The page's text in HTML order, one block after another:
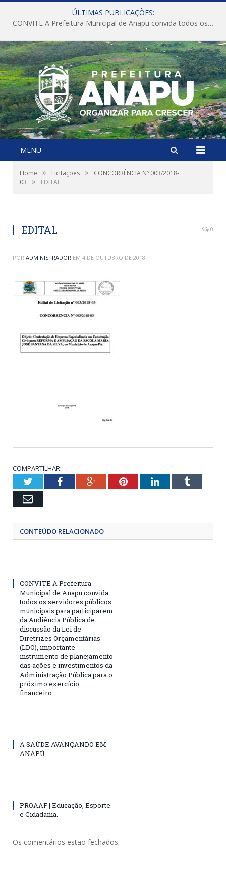
ÚLTIMAS PUBLICAÇÕES:
CONVITE A Prefeitura Municipal de Anapu convida todos os servidores públicos municipais para participarem da Audiência Pública de discussão da Lei de Diretrizes Orçamentárias (LDO), importante instrumento de planejamento das ações e investimentos da Administração Pública para o próximo exercício financeiro.
MENU
Home » Licitações »
CONCORRÊNCIA Nº 003/2018-
03
» EDITAL
EDITAL 0
POR ADMINISTRADOR EM 4 DE OUTUBRO DE 2018
COMPARTILHAR:
TwitterFacebookGoogle+PinterestLinkedInTumblr
Email
CONTEÚDO RELACIONADO
CONVITE A Prefeitura
Municipal de Anapu convida
todos os servidores públicos
municipais para participarem
da Audiência Pública de
discussão da Lei de
Diretrizes Orçamentárias
(LDO), importante
instrumento de planejamento
das ações e investimentos da
Administração Pública para o
próximo exercício
financeiro.
A SAÚDE AVANÇANDO EM
ANAPÚ.
PROAAF | Educação, Esporte
e Cidadania.
Os comentários estão fechados.